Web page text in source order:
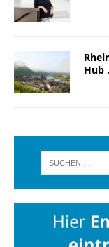
Hub